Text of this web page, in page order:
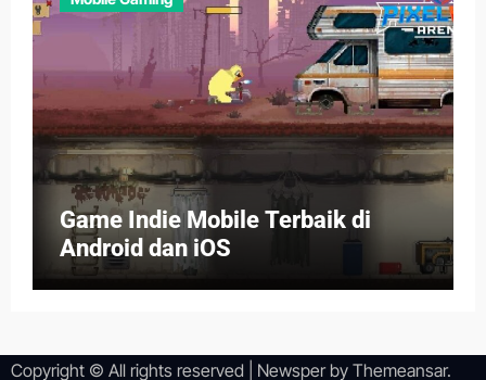
Game Indie Mobile Terbaik di
Android dan iOS
Copyright © All rights reserved Newsperby Themeansar.